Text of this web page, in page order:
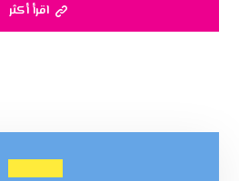
اقرأ أكثر